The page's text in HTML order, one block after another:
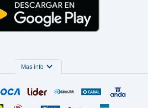
Mas info expand_more